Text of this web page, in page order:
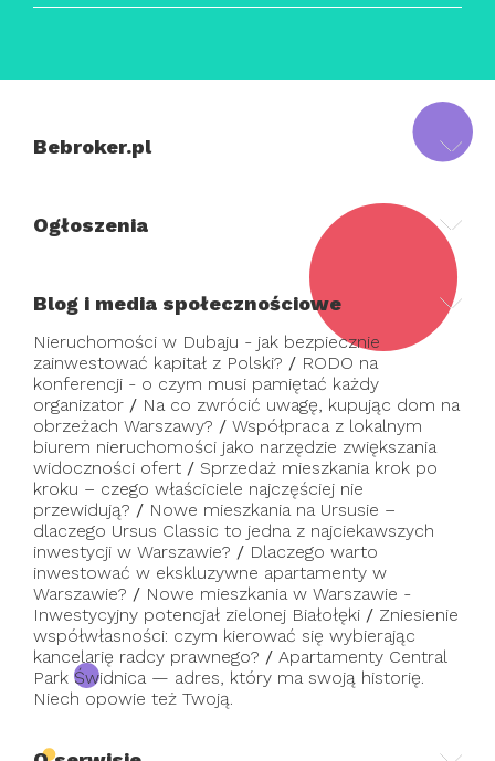
Bebroker.pl
Ogłoszenia
Blog i media społecznościowe
Nieruchomości w Dubaju - jak bezpiecznie
zainwestować kapitał z Polski? / RODO na
konferencji - o czym musi pamiętać każdy
organizator / Na co zwrócić uwagę, kupując dom na
obrzeżach Warszawy? / Współpraca z lokalnym
biurem nieruchomości jako narzędzie zwiększania
widoczności ofert / Sprzedaż mieszkania krok po
kroku – czego właściciele najczęściej nie
przewidują? / Nowe mieszkania na Ursusie –
dlaczego Ursus Classic to jedna z najciekawszych
inwestycji w Warszawie? / Dlaczego warto
inwestować w ekskluzywne apartamenty w
Warszawie? / Nowe mieszkania w Warszawie -
Inwestycyjny potencjał zielonej Białołęki / Zniesienie
współwłasności: czym kierować się wybierając
kancelarię radcy prawnego? / Apartamenty Central
Park Świdnica — adres, który ma swoją historię.
Niech opowie też Twoją.